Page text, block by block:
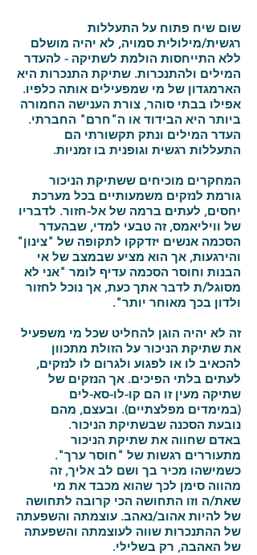
שום שיח פתוח על התעללות
רגשית/מילולית סמויה, לא יהיה מושלם
ללא התייחסות הולמת לשתיקה - להעדר
המילים ולהתנכרות. שתיקת התנכרות היא
הארמגדון של מי שמפעילים אותה כלפיו.
אפילו בבתי סוהר, צורת הענישה החמורה
ביותר היא הבידוד או ה"חרם" החברתי.
העדר המילים ונתק תקשורתי הם
התעללות רגשית וגופנית בו זמניות.
המחקרים מוכיחים ששתיקת הניכור
גורמת לנזקים משמעותיים בכל מערכת
יחסים, לעתים ברמה של אל-חזור. לדבריו
של וויליאמס, זה טבעי למדי, שבהעדר
הסכמה אנשים יזדקקו לתקופה של "צינון"
והירגעות, אך הוא מציע שבמצב של אי
הבנות וחוסר הסכמה עדיף לומר "אני לא
מסוגל/ת לדבר אתך כעת, אך נוכל לחזור
ולדון בכך מאוחר יותר".
זה לא יהיה הוגן להחליט שכל מי משפעיל
את שתיקת הניכור על הזולת מתכוון
להכאיב לו או לפגוע ולגרום לו לנזקים,
לעתים בלתי הפיכים. אך הנזקים של
שתיקה מעין זו הם קו-לו-סא-לים
(במימדים מפלצתיים). ובעצם, מהם
נובעת הסכנה שבשתיקת הניכור.
באדם שחווה את שתיקת הניכור
מתעוררים רגשות של "חוסר ערך".
כשמישהו מכיר בך ושם לב אליך, זה
מהווה סימן לכך שהוא מכבד את מי
שאת/ה וזו התחושה הכי קרובה לתחושה
של להיות אהוב/נאהב. עוצמתה והשפעתה
של ההתנכרות שווה לעוצמתה והשפעתה
של האהבה, רק בשלילי.